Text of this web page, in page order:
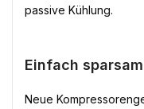
passive Kühlung.
Einfach sparsam
Neue